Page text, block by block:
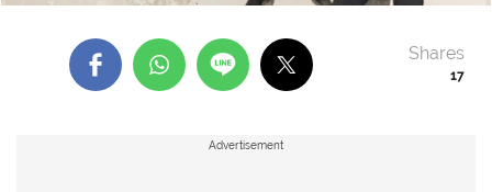
17
Shares
Advertisement